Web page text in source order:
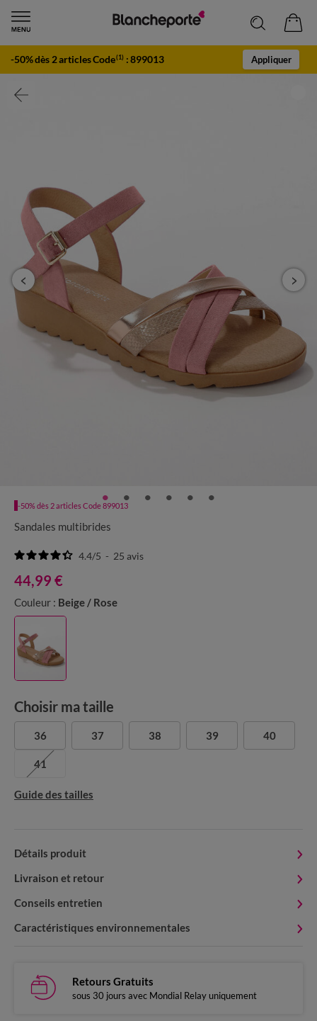
-50% dès 2 articles Code(1) :899013 Appliquer
-50% dès 2 articles Code 899013
Sandales multibrides
4.4/5 - 25 avis
44,99 €
Couleur : Beige / Rose
Choisir ma taille
36 37 38 39 40
41
Guide des tailles
Détails produit
Livraison et retour
Conseils entretien
Caractéristiques environnementales
Retours Gratuits
sous 30 jours avec Mondial Relay uniquement